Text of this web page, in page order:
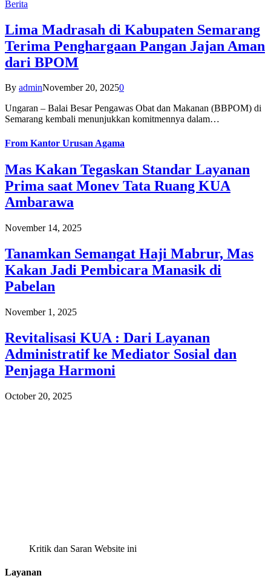
Berita
Lima Madrasah di Kabupaten Semarang
Terima Penghargaan Pangan Jajan Aman
dari BPOM
By adminNovember 20, 20250
Ungaran – Balai Besar Pengawas Obat dan Makanan (BBPOM) di
Semarang kembali menunjukkan komitmennya dalam…
From Kantor Urusan Agama
Mas Kakan Tegaskan Standar Layanan
Prima saat Monev Tata Ruang KUA
Ambarawa
November 14, 2025
Tanamkan Semangat Haji Mabrur, Mas
Kakan Jadi Pembicara Manasik di
Pabelan
November 1, 2025
Revitalisasi KUA : Dari Layanan
Administratif ke Mediator Sosial dan
Penjaga Harmoni
October 20, 2025
Kritik dan Saran Website ini
Layanan